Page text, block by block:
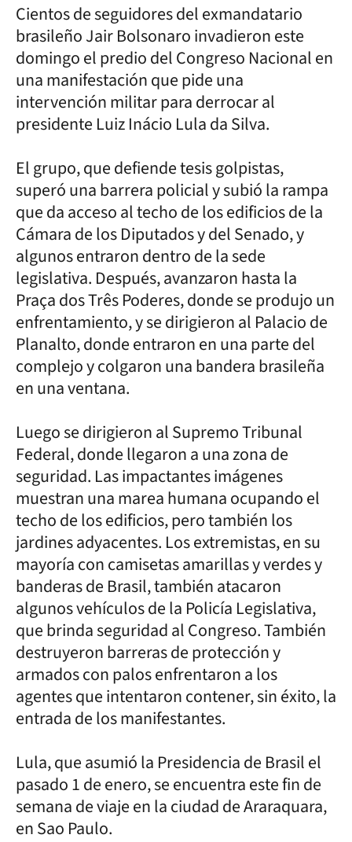
Cientos de seguidores del exmandatario
brasileño Jair Bolsonaro invadieron este
domingo el predio del Congreso Nacional en
una manifestación que pide una
intervención militar para derrocar al
presidente Luiz Inácio Lula da Silva.
El grupo, que defiende tesis golpistas,
superó una barrera policial y subió la rampa
que da acceso al techo de los edificios de la
Cámara de los Diputados y del Senado, y
algunos entraron dentro de la sede
legislativa. Después, avanzaron hasta la
Praça dos Três Poderes, donde se produjo un
enfrentamiento, y se dirigieron al Palacio de
Planalto, donde entraron en una parte del
complejo y colgaron una bandera brasileña
en una ventana.
Luego se dirigieron al Supremo Tribunal
Federal, donde llegaron a una zona de
seguridad. Las impactantes imágenes
muestran una marea humana ocupando el
techo de los edificios, pero también los
jardines adyacentes. Los extremistas, en su
mayoría con camisetas amarillas y verdes y
banderas de Brasil, también atacaron
algunos vehículos de la Policía Legislativa,
que brinda seguridad al Congreso. También
destruyeron barreras de protección y
armados con palos enfrentaron a los
agentes que intentaron contener, sin éxito, la
entrada de los manifestantes.
Lula, que asumió la Presidencia de Brasil el
pasado 1 de enero, se encuentra este fin de
semana de viaje en la ciudad de Araraquara,
en Sao Paulo.